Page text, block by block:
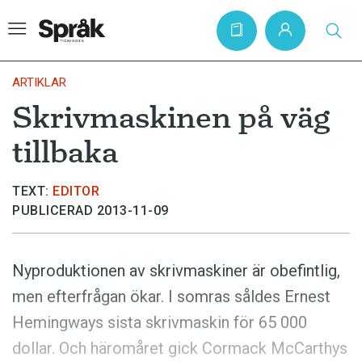
Hem
Artiklar
Krönikor
Språkfrågor
Bokrecensioner
Podden
ARTIKLAR
Skrivmaskinen på väg
tillbaka
TEXT: EDITOR
PUBLICERAD 2013-11-09
Nyproduktionen av skrivmaskiner är obefintlig,
men efterfrågan ökar. I somras såldes Ernest
Hemingways sista skrivmaskin för 65 000
dollar. Och häromåret gick Cormack McCarthys